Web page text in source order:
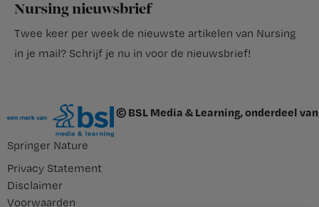
Nursing nieuwsbrief
Twee keer per week de nieuwste artikelen van Nursing
in je mail? Schrijf je nu in voor de nieuwsbrief!
© BSL Media & Learning, onderdeel van
Springer Nature
Privacy Statement
Disclaimer
Voorwaarden